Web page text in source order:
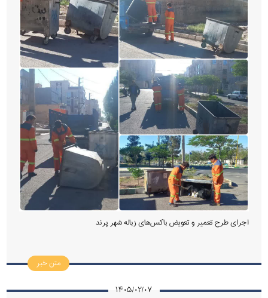
اجرای طرح تعمیر و تعویض باکس‌های زباله شهر پرند
متن خبر
۱۴۰۵/۰۲/۰۷